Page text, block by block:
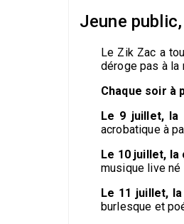
Jeune
Le Zik Zac a
déroge pas à la
Chaque soir à
Le 9 juillet, la
acrobatique à
Le 10 juillet,
musique live
Le 11 juillet,
burlesque et